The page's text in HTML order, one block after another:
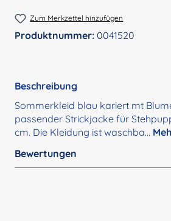
Zum Merkzettel hinzufügen
Produktnummer: 0041520
Beschreibung
Sommerkleid blau kariert mt
passender Strickjacke für
cm. Die Kleidung ist waschba…
Bewertungen